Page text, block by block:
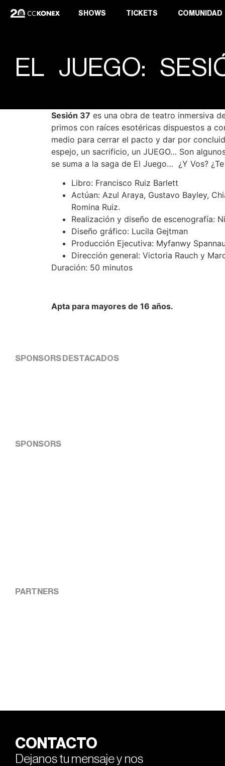
SHOWS TICKETS COMUNIDAD
EL JUEGO:
Sesión 37 es una obra de teatro inmersiva
primos con raíces esotéricas dispuestos a
medio para cerrar el pacto y dar por
espejo, un sacrificio, un JUEGO… Son
se suma a la saga de El Juego… ¿Y Vos?
Libro: Francisco Ruiz Barlett
Actúan: Azul Araya, Gustavo Bayley,
Romina Ruiz.
Realización y diseño de escenografía:
Diseño gráfico: Lucila Gejtman
Producción Ejecutiva: Myfanwy
Dirección general: Victoria Rauch y
Duración: 50 minutos
Apta para mayores de 16 años.
SPONSORS DESTACADOS
SPONSORS
PARTNERS
CONTACTO
Dejanos tu mensaje y nos